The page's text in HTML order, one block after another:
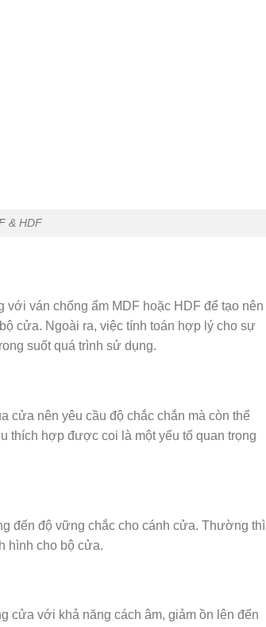
& HDF
ván chống ẩm MDF hoặc HDF để tạo nên
cửa. Ngoài ra, việc tính toán hợp lý cho sự
suốt quá trình sử dụng.
cửa nên yêu cầu độ chắc chắn mà còn thể
thích hợp được coi là một yếu tố quan trọng
đến độ vững chắc cho cánh cửa. Thường thì
hình cho bộ cửa.
cửa với khả năng cách âm, giảm ồn lên đến